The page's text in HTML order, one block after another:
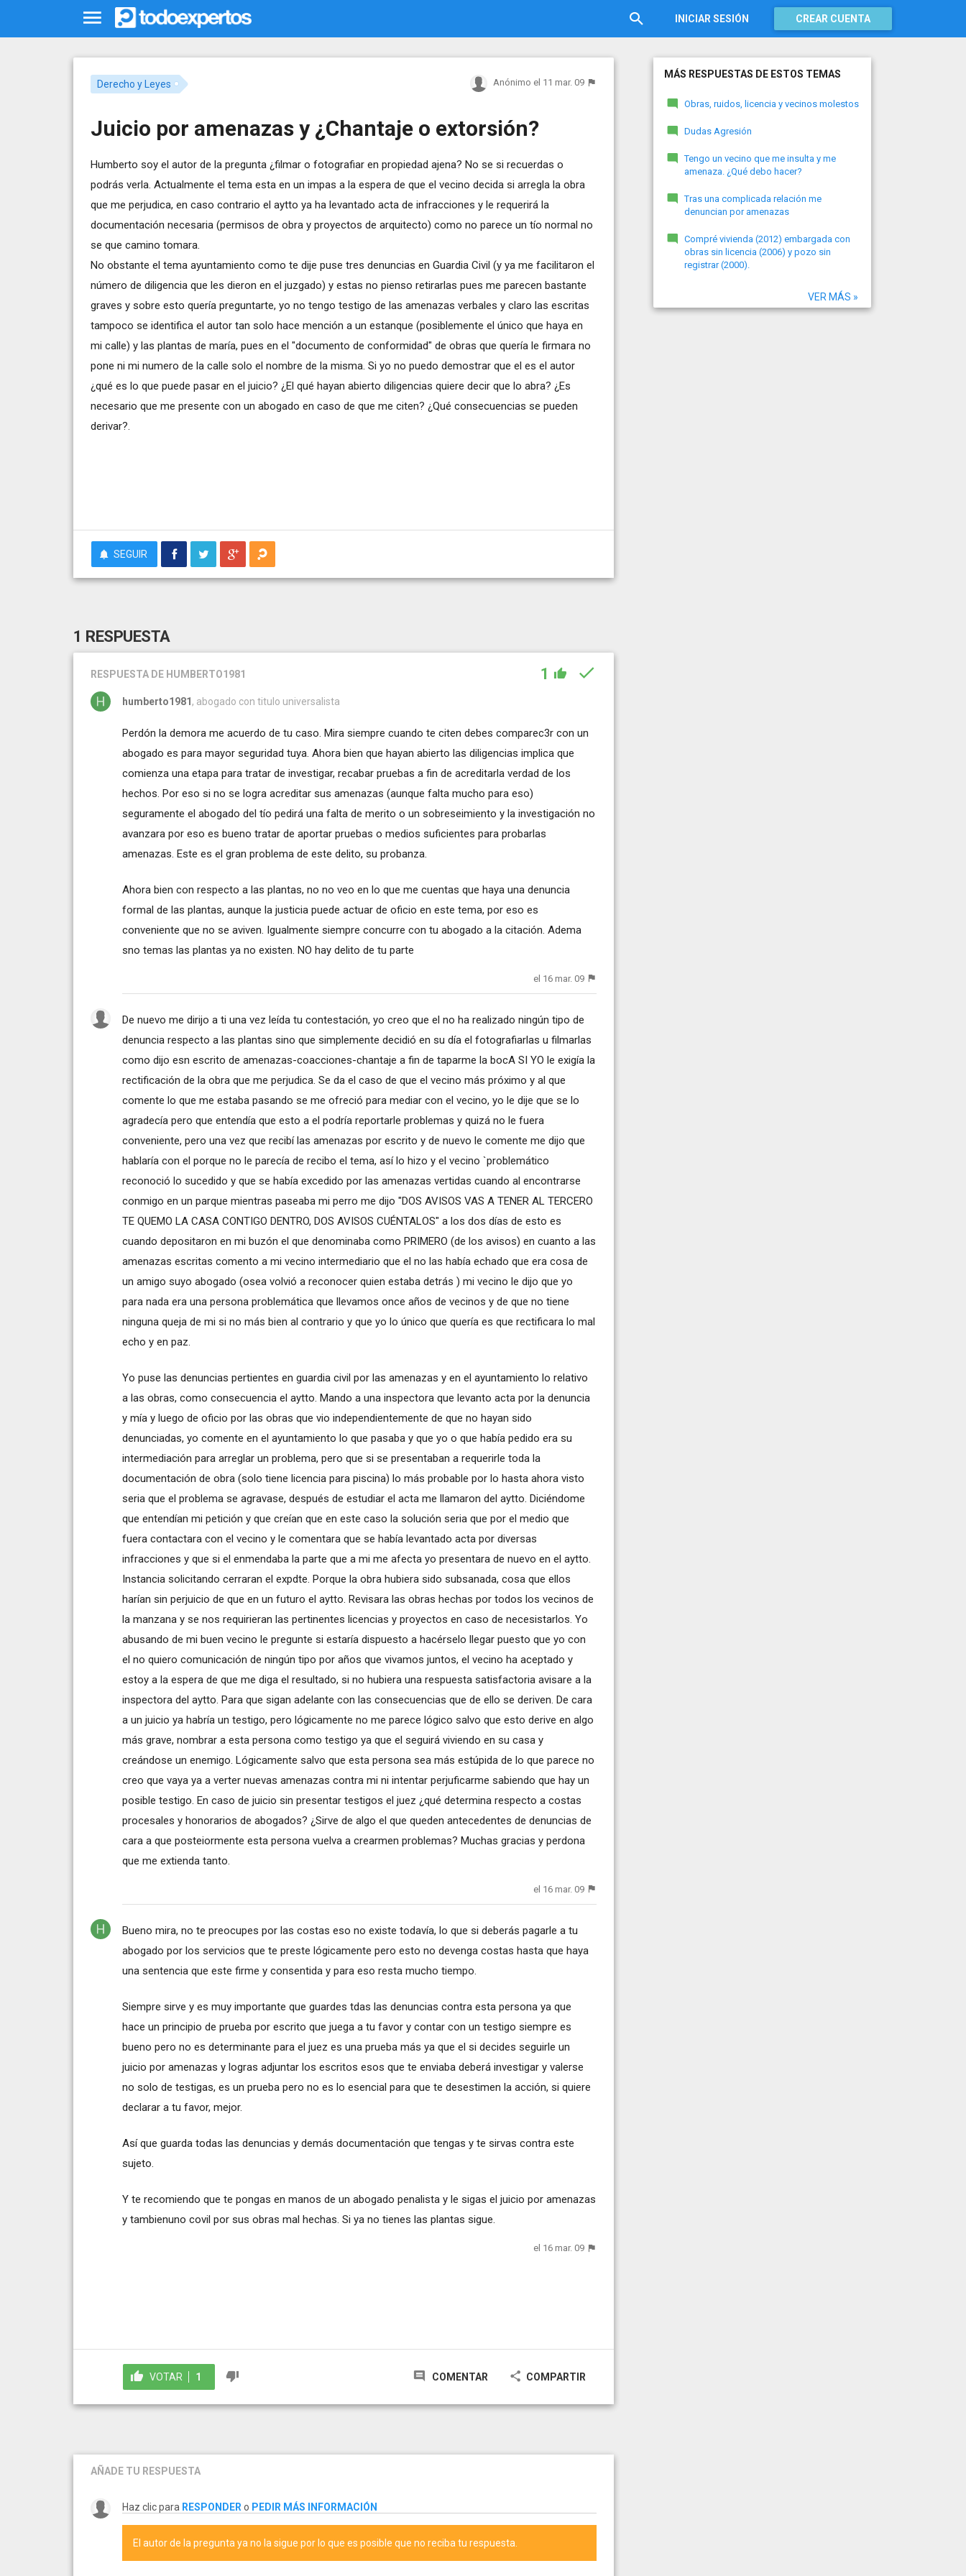
INICIAR SESIÓN CREAR CUENTA
Derecho y Leyes Anónimo el 11 mar. 09
Juicio por amenazas y ¿Chantaje o extorsión?
Humberto soy el autor de la pregunta ¿filmar o fotografiar en propiedad ajena? No se si recuerdas o
podrás verla. Actualmente el tema esta en un impas a la espera de que el vecino decida si arregla la obra
que me perjudica, en caso contrario el aytto ya ha levantado acta de infracciones y le requerirá la
documentación necesaria (permisos de obra y proyectos de arquitecto) como no parece un tío normal no
se que camino tomara.
No obstante el tema ayuntamiento como te dije puse tres denuncias en Guardia Civil (y ya me facilitaron el
número de diligencia que les dieron en el juzgado) y estas no pienso retirarlas pues me parecen bastante
graves y sobre esto quería preguntarte, yo no tengo testigo de las amenazas verbales y claro las escritas
tampoco se identifica el autor tan solo hace mención a un estanque (posiblemente el único que haya en
mi calle) y las plantas de maría, pues en el "documento de conformidad" de obras que quería le firmara no
pone ni mi numero de la calle solo el nombre de la misma. Si yo no puedo demostrar que el es el autor
¿qué es lo que puede pasar en el juicio? ¿El qué hayan abierto diligencias quiere decir que lo abra? ¿Es
necesario que me presente con un abogado en caso de que me citen? ¿Qué consecuencias se pueden
derivar?.
SEGUIR
1 RESPUESTA
RESPUESTA DE HUMBERTO1981 1
humberto1981 , abogado con titulo universalista
Perdón la demora me acuerdo de tu caso. Mira siempre cuando te citen debes comparec3r con un
abogado es para mayor seguridad tuya. Ahora bien que hayan abierto las diligencias implica que
comienza una etapa para tratar de investigar, recabar pruebas a fin de acreditarla verdad de los
hechos. Por eso si no se logra acreditar sus amenazas (aunque falta mucho para eso)
seguramente el abogado del tío pedirá una falta de merito o un sobreseimiento y la investigación no
avanzara por eso es bueno tratar de aportar pruebas o medios suficientes para probarlas
amenazas. Este es el gran problema de este delito, su probanza.
Ahora bien con respecto a las plantas, no no veo en lo que me cuentas que haya una denuncia
formal de las plantas, aunque la justicia puede actuar de oficio en este tema, por eso es
conveniente que no se aviven. Igualmente siempre concurre con tu abogado a la citación. Adema
sno temas las plantas ya no existen. NO hay delito de tu parte
el 16 mar. 09
De nuevo me dirijo a ti una vez leída tu contestación, yo creo que el no ha realizado ningún tipo de
denuncia respecto a las plantas sino que simplemente decidió en su día el fotografiarlas u filmarlas
como dijo esn escrito de amenazas-coacciones-chantaje a fin de taparme la bocA SI YO le exigía la
rectificación de la obra que me perjudica. Se da el caso de que el vecino más próximo y al que
comente lo que me estaba pasando se me ofreció para mediar con el vecino, yo le dije que se lo
agradecía pero que entendía que esto a el podría reportarle problemas y quizá no le fuera
conveniente, pero una vez que recibí las amenazas por escrito y de nuevo le comente me dijo que
hablaría con el porque no le parecía de recibo el tema, así lo hizo y el vecino `problemático
reconoció lo sucedido y que se había excedido por las amenazas vertidas cuando al encontrarse
conmigo en un parque mientras paseaba mi perro me dijo "DOS AVISOS VAS A TENER AL TERCERO
TE QUEMO LA CASA CONTIGO DENTRO, DOS AVISOS CUÉNTALOS" a los dos días de esto es
cuando depositaron en mi buzón el que denominaba como PRIMERO (de los avisos) en cuanto a las
amenazas escritas comento a mi vecino intermediario que el no las había echado que era cosa de
un amigo suyo abogado (osea volvió a reconocer quien estaba detrás ) mi vecino le dijo que yo
para nada era una persona problemática que llevamos once años de vecinos y de que no tiene
ninguna queja de mi si no más bien al contrario y que yo lo único que quería es que rectificara lo mal
echo y en paz.
Yo puse las denuncias pertientes en guardia civil por las amenazas y en el ayuntamiento lo relativo
a las obras, como consecuencia el aytto. Mando a una inspectora que levanto acta por la denuncia
y mía y luego de oficio por las obras que vio independientemente de que no hayan sido
denunciadas, yo comente en el ayuntamiento lo que pasaba y que yo o que había pedido era su
intermediación para arreglar un problema, pero que si se presentaban a requerirle toda la
documentación de obra (solo tiene licencia para piscina) lo más probable por lo hasta ahora visto
seria que el problema se agravase, después de estudiar el acta me llamaron del aytto. Diciéndome
que entendían mi petición y que creían que en este caso la solución seria que por el medio que
fuera contactara con el vecino y le comentara que se había levantado acta por diversas
infracciones y que si el enmendaba la parte que a mi me afecta yo presentara de nuevo en el aytto.
Instancia solicitando cerraran el expdte. Porque la obra hubiera sido subsanada, cosa que ellos
harían sin perjuicio de que en un futuro el aytto. Revisara las obras hechas por todos los vecinos de
la manzana y se nos requirieran las pertinentes licencias y proyectos en caso de necesistarlos. Yo
abusando de mi buen vecino le pregunte si estaría dispuesto a hacérselo llegar puesto que yo con
el no quiero comunicación de ningún tipo por años que vivamos juntos, el vecino ha aceptado y
estoy a la espera de que me diga el resultado, si no hubiera una respuesta satisfactoria avisare a la
inspectora del aytto. Para que sigan adelante con las consecuencias que de ello se deriven. De cara
a un juicio ya habría un testigo, pero lógicamente no me parece lógico salvo que esto derive en algo
más grave, nombrar a esta persona como testigo ya que el seguirá viviendo en su casa y
creándose un enemigo. Lógicamente salvo que esta persona sea más estúpida de lo que parece no
creo que vaya ya a verter nuevas amenazas contra mi ni intentar perjuficarme sabiendo que hay un
posible testigo. En caso de juicio sin presentar testigos el juez ¿qué determina respecto a costas
procesales y honorarios de abogados? ¿Sirve de algo el que queden antecedentes de denuncias de
cara a que posteiormente esta persona vuelva a crearmen problemas? Muchas gracias y perdona
que me extienda tanto.
el 16 mar. 09
Bueno mira, no te preocupes por las costas eso no existe todavía, lo que si deberás pagarle a tu
abogado por los servicios que te preste lógicamente pero esto no devenga costas hasta que haya
una sentencia que este firme y consentida y para eso resta mucho tiempo.
Siempre sirve y es muy importante que guardes tdas las denuncias contra esta persona ya que
hace un principio de prueba por escrito que juega a tu favor y contar con un testigo siempre es
bueno pero no es determinante para el juez es una prueba más ya que el si decides seguirle un
juicio por amenazas y logras adjuntar los escritos esos que te enviaba deberá investigar y valerse
no solo de testigas, es un prueba pero no es lo esencial para que te desestimen la acción, si quiere
declarar a tu favor, mejor.
Así que guarda todas las denuncias y demás documentación que tengas y te sirvas contra este
sujeto.
Y te recomiendo que te pongas en manos de un abogado penalista y le sigas el juicio por amenazas
y tambienuno covil por sus obras mal hechas. Si ya no tienes las plantas sigue.
el 16 mar. 09
VOTAR 1 COMENTAR COMPARTIR
AÑADE TU RESPUESTA
Haz clic para RESPONDER o PEDIR MÁS INFORMACIÓN
El autor de la pregunta ya no la sigue por lo que es posible que no reciba tu respuesta.
MÁS RESPUESTAS DE ESTOS TEMAS
Obras, ruidos, licencia y vecinos molestos
Dudas Agresión
Tengo un vecino que me insulta y me
amenaza. ¿Qué debo hacer?
Tras una complicada relación me
denuncian por amenazas
Compré vivienda (2012) embargada con
obras sin licencia (2006) y pozo sin
registrar (2000).
VER MÁS »